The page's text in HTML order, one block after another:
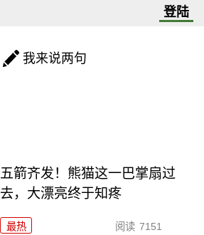
登陆
我来说两句
五箭齐发！熊猫这一巴掌扇过
去，大漂亮终于知疼
最热 阅读 7151